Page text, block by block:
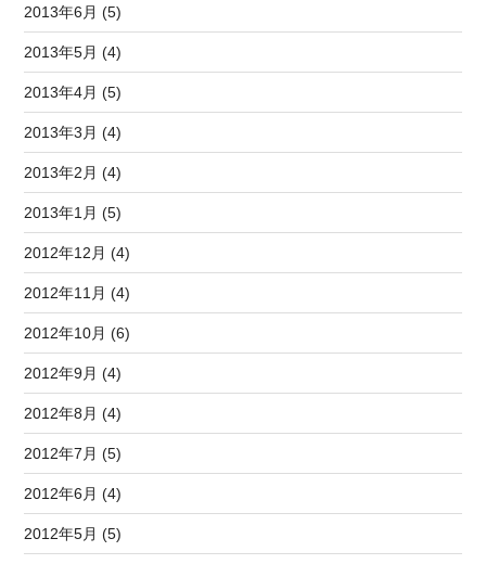
2013年6月 (5)
2013年5月 (4)
2013年4月 (5)
2013年3月 (4)
2013年2月 (4)
2013年1月 (5)
2012年12月 (4)
2012年11月 (4)
2012年10月 (6)
2012年9月 (4)
2012年8月 (4)
2012年7月 (5)
2012年6月 (4)
2012年5月 (5)